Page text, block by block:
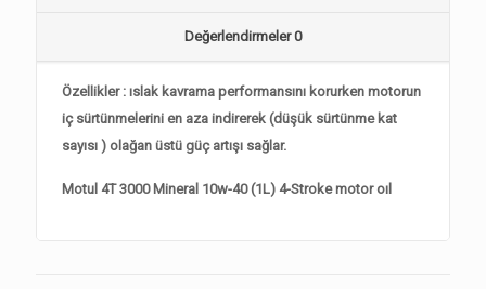
Değerlendirmeler0
Özellikler : ıslak kavrama performansını korurken motorun
iç sürtünmelerini en aza indirerek (düşük sürtünme kat
sayısı ) olağan üstü güç artışı sağlar.
Motul 4T 3000 Mineral 10w-40 (1L) 4-Stroke motor oıl